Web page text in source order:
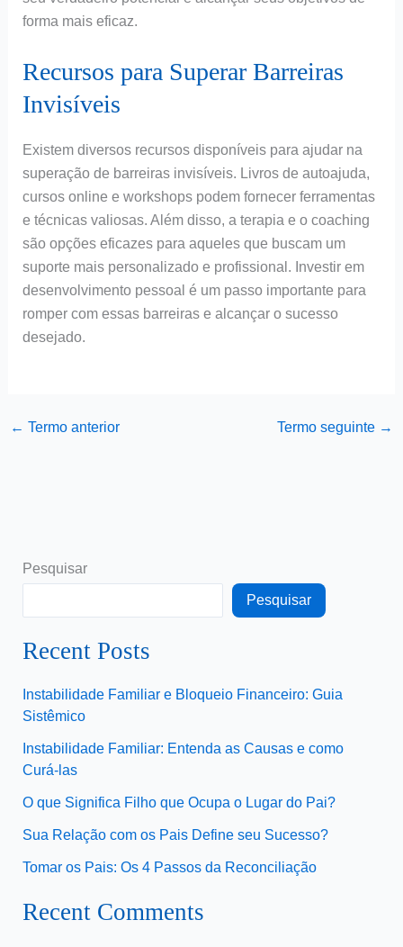
forma mais eficaz.
Recursos para Superar Barreiras
Invisíveis
Existem diversos recursos disponíveis para ajudar na
superação de barreiras invisíveis. Livros de autoajuda,
cursos online e workshops podem fornecer ferramentas
e técnicas valiosas. Além disso, a terapia e o coaching
são opções eficazes para aqueles que buscam um
suporte mais personalizado e profissional. Investir em
desenvolvimento pessoal é um passo importante para
romper com essas barreiras e alcançar o sucesso
desejado.
← Termo anterior Termo seguinte →
Pesquisar
Pesquisar
Recent Posts
Instabilidade Familiar e Bloqueio Financeiro: Guia
Sistêmico
Instabilidade Familiar: Entenda as Causas e como
Curá-las
O que Significa Filho que Ocupa o Lugar do Pai?
Sua Relação com os Pais Define seu Sucesso?
Tomar os Pais: Os 4 Passos da Reconciliação
Recent Comments